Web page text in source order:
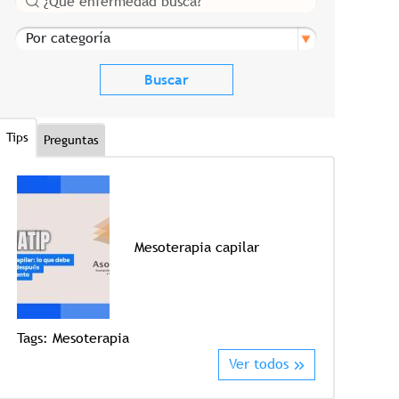
Por categoría
Tips Preguntas
Mesoterapia capilar
Tags: Mesoterapia
Ver todos